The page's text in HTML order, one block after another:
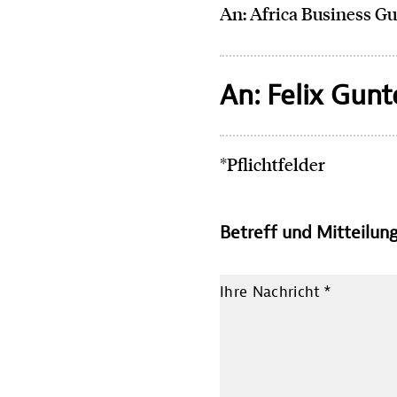
An: Africa Business
An: Felix
*Pflichtfelder
Betreff und
Ihre Nachricht *